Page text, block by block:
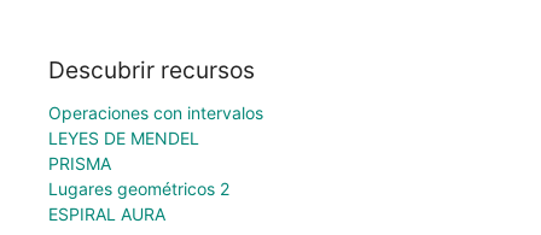
Descubrir recursos
Operaciones con intervalos
LEYES DE MENDEL
PRISMA
Lugares geométricos 2
ESPIRAL AURA